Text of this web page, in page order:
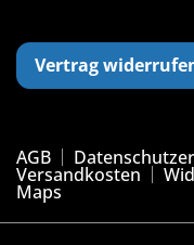
Vertrag
AGB
Versandkosten
Maps